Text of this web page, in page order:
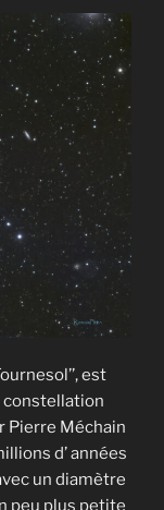
est
constellation
Pierre Méchain
d’ années
un diamètre
peu plus petite